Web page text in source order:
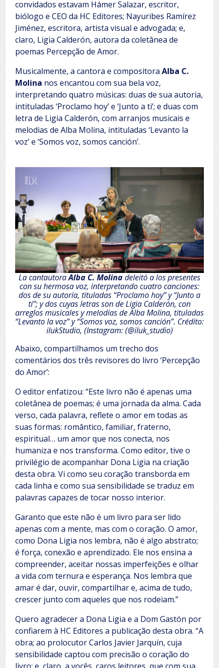
convidados estavam Hámer Salazar, escritor,
biólogo e CEO da HC Editores; Nayuribes Ramírez
Jiménez, escritora, artista visual e advogada; e,
claro, Ligia Calderón, autora da coletânea de
poemas Percepção de Amor.
Musicalmente, a cantora e compositora Alba C.
Molina nos encantou com sua bela voz,
interpretando quatro músicas: duas de sua autoria,
intituladas ‘Proclamo hoy’ e ‘Junto a ti’; e duas com
letra de Ligia Calderón, com arranjos musicais e
melodias de Alba Molina, intituladas ‘Levanto la
voz’ e ‘Somos voz, somos canción’.
La cantautoraAlba C. Molinadeleitó a los presentes
con su hermosa voz, interpretando cuatro canciones:
dos de su autoría, tituladas “Proclamo hoy” y “Junto a
ti”; y dos cuyas letras son de Ligia Calderón, con
arreglos musicales y melodías de Alba Molina, tituladas
“Levanto la voz” y “Somos voz, somos canción”. Crédito:
ilukStudio, (Instagram: (@iluk_studio)
Abaixo, compartilhamos um trecho dos
comentários dos três revisores do livro ‘Percepção
do Amor’:
O editor enfatizou: “Este livro não é apenas uma
coletânea de poemas; é uma jornada da alma. Cada
verso, cada palavra, reflete o amor em todas as
suas formas: romântico, familiar, fraterno,
espiritual… um amor que nos conecta, nos
humaniza e nos transforma. Como editor, tive o
privilégio de acompanhar Dona Ligia na criação
desta obra. Vi como seu coração transborda em
cada linha e como sua sensibilidade se traduz em
palavras capazes de tocar nosso interior.
Garanto que este não é um livro para ser lido
apenas com a mente, mas com o coração. O amor,
como Dona Ligia nos lembra, não é algo abstrato;
é força, conexão e aprendizado. Ele nos ensina a
compreender, aceitar nossas imperfeições e olhar
a vida com ternura e esperança. Nos lembra que
amar é dar, ouvir, compartilhar e, acima de tudo,
crescer junto com aqueles que nos rodeiam.”
Quero agradecer a Dona Ligia e a Dom Gastón por
confiarem à HC Editores a publicação desta obra. “A
obra; ao prolocutor Carlos Javier Jarquín, cuja
sensibilidade captou com precisão o coração do